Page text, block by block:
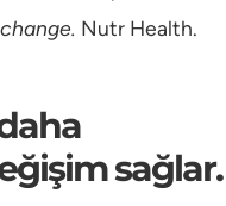
Nutr Health.
sağlar.